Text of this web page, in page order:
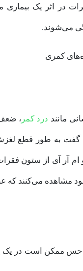
در اثر یک بیماری
می‌شوند.
مانند درد کمر ،
گفت به طور قطع
آر آی‌ از ستون
می‌کنند که
ممکن است در یک پا